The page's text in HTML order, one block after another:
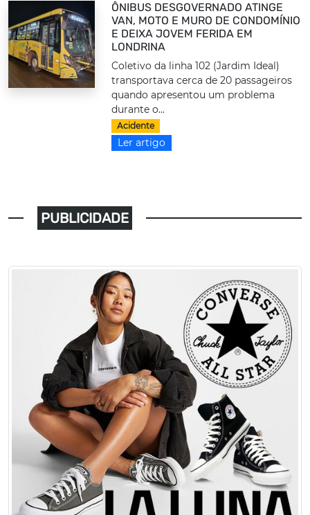
ÔNIBUS DESGOVERNADO ATINGE
VAN, MOTO E MURO DE CONDOMÍNIO
E DEIXA JOVEM FERIDA EM
LONDRINA
Coletivo da linha 102 (Jardim Ideal)
transportava cerca de 20 passageiros
quando apresentou um problema
durante o...
Acidente
Ler artigo
PUBLICIDADE